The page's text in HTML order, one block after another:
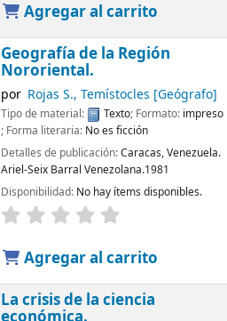
Agregar al carrito
Geografía de la Región
Nororiental.
por Rojas S., Temístocles [Geógrafo]
Tipo de material: Texto; Formato: impreso
; Forma literaria: No es ficción
Detalles de publicación:Caracas, Venezuela.
Ariel-Seix Barral Venezolana.1981
Disponibilidad: No hay ítems disponibles.
Agregar al carrito
La crisis de la ciencia